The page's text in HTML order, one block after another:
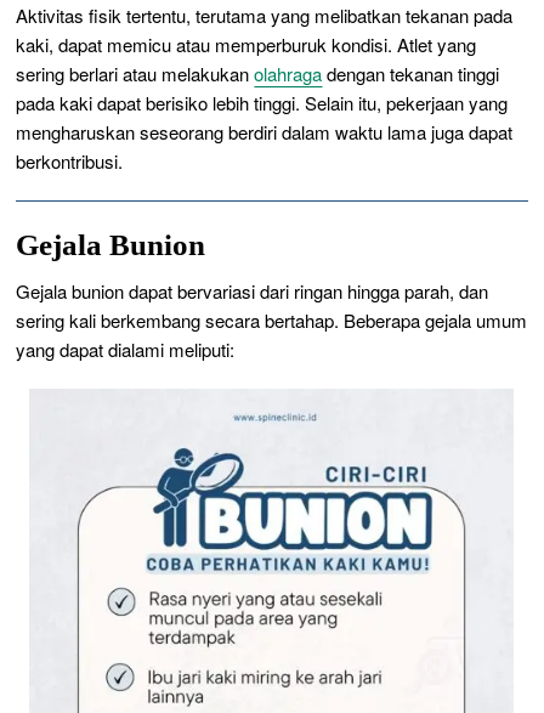
Aktivitas fisik tertentu, terutama yang melibatkan tekanan pada
kaki, dapat memicu atau memperburuk kondisi. Atlet yang
sering berlari atau melakukanolahragadengan tekanan tinggi
pada kaki dapat berisiko lebih tinggi. Selain itu, pekerjaan yang
mengharuskan seseorang berdiri dalam waktu lama juga dapat
berkontribusi.
Gejala Bunion
Gejala bunion dapat bervariasi dari ringan hingga parah, dan
sering kali berkembang secara bertahap. Beberapa gejala umum
yang dapat dialami meliputi: